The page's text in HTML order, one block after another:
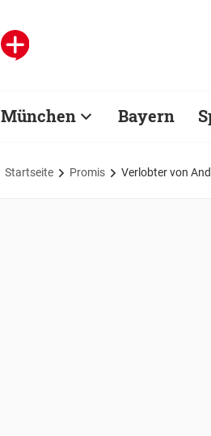
München Bayern
Startseite Promis Verlobter von